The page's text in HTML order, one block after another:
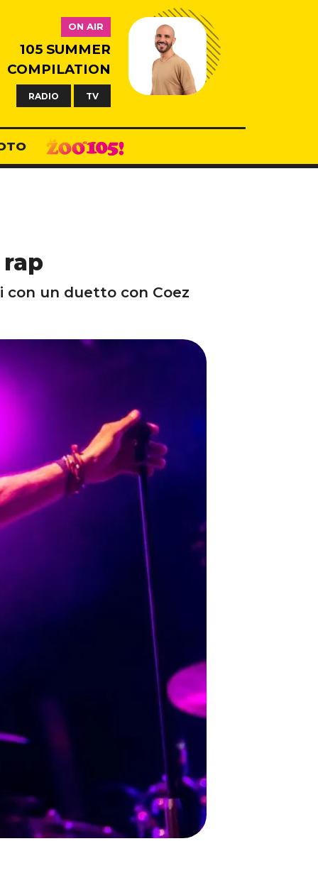
ON AIR
105 SUMMER
COMPILATION
RADIO TV
con un duetto con Coez